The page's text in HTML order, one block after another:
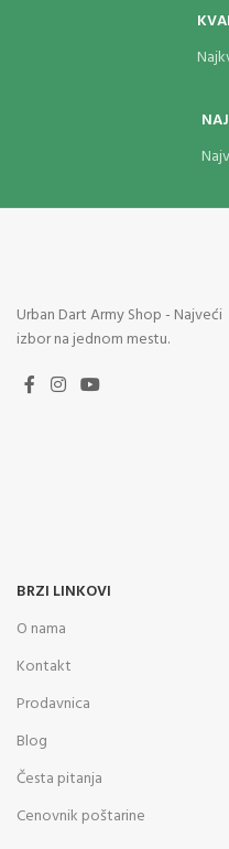
Urban Dart Army Shop - Najveći
izbor na jednom mestu.
BRZI LINKOVI
O nama
Kontakt
Prodavnica
Blog
Česta pitanja
Cenovnik poštarine